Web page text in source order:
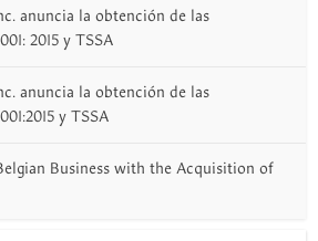
anuncia la obtención de las
2015 y TSSA
anuncia la obtención de las
y TSSA
Business with the Acquisition of